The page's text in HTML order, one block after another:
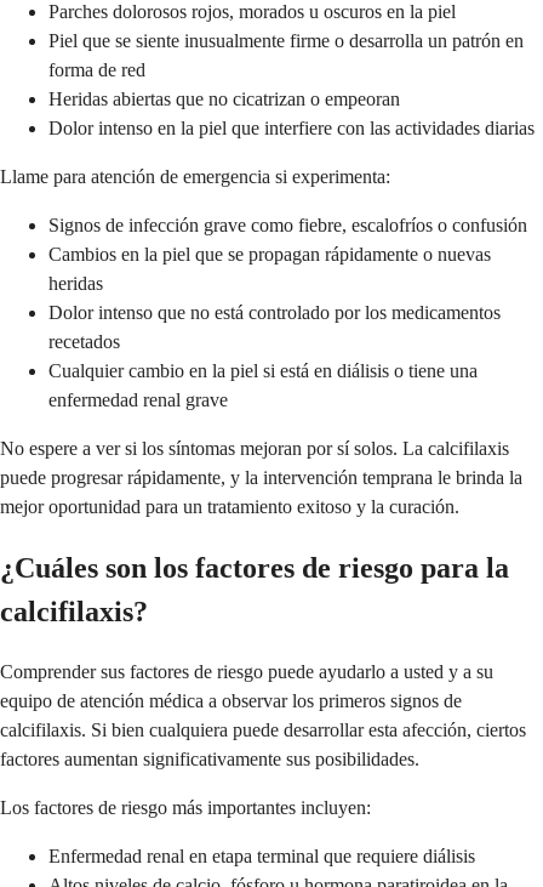
Parches dolorosos rojos, morados u oscuros en la piel
Piel que se siente inusualmente firme o desarrolla un patrón en
forma de red
Heridas abiertas que no cicatrizan o empeoran
Dolor intenso en la piel que interfiere con las actividades diarias
Llame para atención de emergencia si experimenta:
Signos de infección grave como fiebre, escalofríos o confusión
Cambios en la piel que se propagan rápidamente o nuevas
heridas
Dolor intenso que no está controlado por los medicamentos
recetados
Cualquier cambio en la piel si está en diálisis o tiene una
enfermedad renal grave
No espere a ver si los síntomas mejoran por sí solos. La calcifilaxis
puede progresar rápidamente, y la intervención temprana le brinda la
mejor oportunidad para un tratamiento exitoso y la curación.
¿Cuáles son los factores de riesgo para la
calcifilaxis?
Comprender sus factores de riesgo puede ayudarlo a usted y a su
equipo de atención médica a observar los primeros signos de
calcifilaxis. Si bien cualquiera puede desarrollar esta afección, ciertos
factores aumentan significativamente sus posibilidades.
Los factores de riesgo más importantes incluyen:
Enfermedad renal en etapa terminal que requiere diálisis